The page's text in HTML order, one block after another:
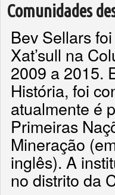
Comunidades
Bev Sellars
Xat’sull na
2009 a 2015.
História, foi
atualmente é
Primeiras
Mineração
inglês). A
no distrito da